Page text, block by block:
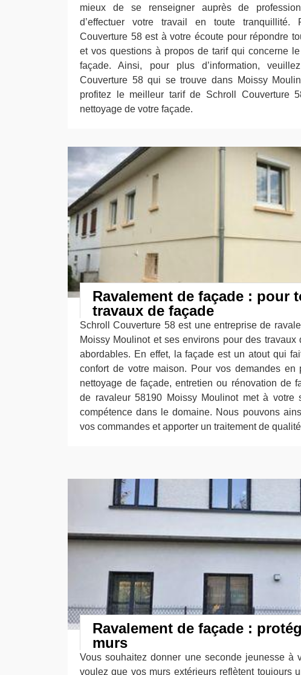
mieux de se renseigner auprès de
d’effectuer votre travail en toute tranquillité.
Couverture 58 est à votre écoute pour répondre
et vos questions à propos de tarif qui concerne
façade. Ainsi, pour plus d’information,
Couverture 58 qui se trouve dans Moissy
profitez le meilleur tarif de Schroll Couverture
nettoyage de votre façade.
Ravalement de façade : pour
travaux de façade
Schroll Couverture 58 est une entreprise de
Moissy Moulinot et ses environs pour des travaux
abordables. En effet, la façade est un atout qui
confort de votre maison. Pour vos demandes en
nettoyage de façade, entretien ou rénovation de
de ravaleur 58190 Moissy Moulinot met à votre
compétence dans le domaine. Nous pouvons
vos commandes et apporter un traitement de
Ravalement de façade :
murs
Vous souhaitez donner une seconde jeunesse à
voulez que vos murs extérieurs reflètent toujours